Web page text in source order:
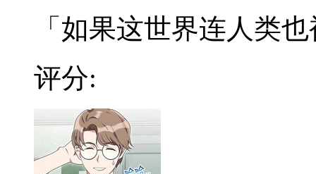
「如果这世界连人类
评分: